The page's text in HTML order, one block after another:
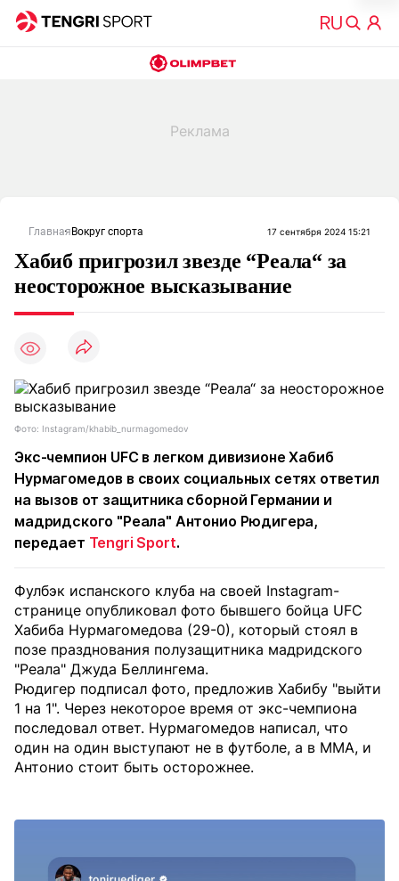
Главная Вокруг спорта 17 сентября 2024 15:21
Хабиб пригрозил звезде “Реала“ за
неосторожное высказывание
Фото: Instagram/khabib_nurmagomedov
Экс-чемпион UFC в легком дивизионе Хабиб
Нурмагомедов в своих социальных сетях ответил
на вызов от защитника сборной Германии и
мадридского "Реала" Антонио Рюдигера,
передает Tengri Sport.
Фулбэк испанского клуба на своей Instagram-
странице опубликовал фото бывшего бойца UFC
Хабиба Нурмагомедова (29-0), который стоял в
позе празднования полузащитника мадридского
"Реала" Джуда Беллингема.
Рюдигер подписал фото, предложив Хабибу "выйти
1 на 1". Через некоторое время от экс-чемпиона
последовал ответ. Нурмагомедов написал, что
один на один выступают не в футболе, а в ММА, и
Антонио стоит быть осторожнее.